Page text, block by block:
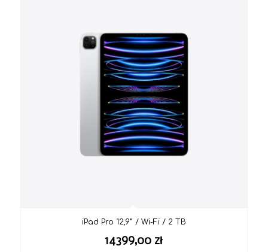
iPad Pro 12,9” / Wi-Fi / 2 TB
14399,00 zł